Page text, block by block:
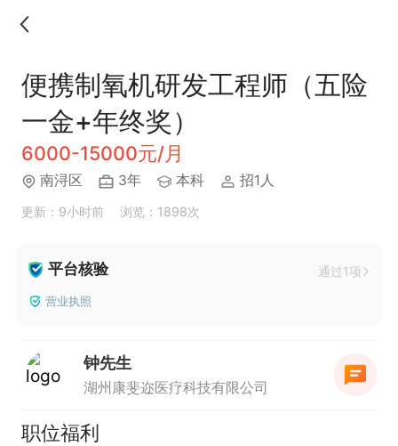
便携制氧机研发工程师（五险
一金+年终奖）
6000-15000元/月
南浔区 3年 本科 招1人
更新：9小时前 浏览：1898次
平台核验 通过1项
营业执照
钟先生
湖州康斐迩医疗科技有限公司
职位福利